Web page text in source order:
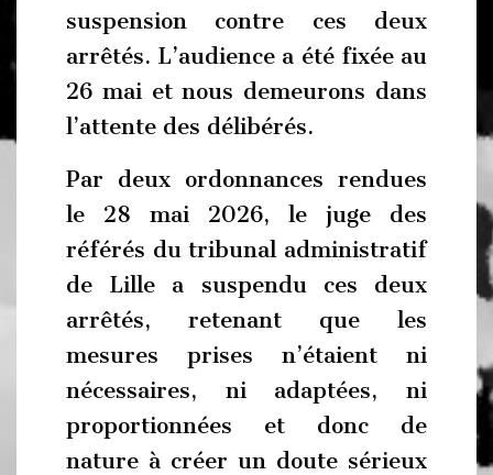
suspension contre ces deux
arrêtés. L’audience a été fixée au
26 mai et nous demeurons dans
l’attente des délibérés.
Par deux ordonnances rendues
le 28 mai 2026, le juge des
référés du tribunal administratif
de Lille a suspendu ces deux
arrêtés, retenant que les
mesures prises n’étaient ni
nécessaires, ni adaptées, ni
proportionnées et donc de
nature à créer un doute sérieux